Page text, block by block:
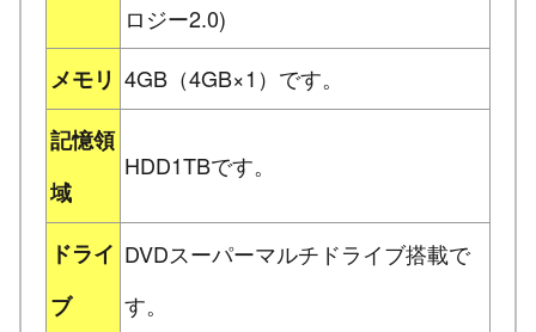
ロジー2.0)
メモリ 4GB（4GB×1）です。
記憶領
域
HDD1TBです。
ドライ
ブ
DVDスーパーマルチドライブ搭載で
す。